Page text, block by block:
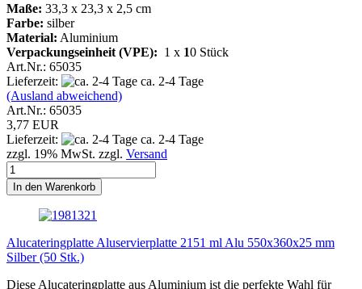
Maße: 33,3 x 23,3 x 2,5 cm
Farbe: silber
Material: Aluminium
Verpackungseinheit (VPE): 1 x 10 Stück
Art.Nr.: 65035
Lieferzeit:
ca. 2-4 Tage
(Ausland abweichend)
Art.Nr.: 65035
3,77 EUR
Lieferzeit:
ca. 2-4 Tage
zzgl. 19% MwSt. zzgl. Versand
In den Warenkorb
Alucateringplatte Aluservierplatte 2151 ml Alu 550x360x25 mm
Silber (50 Stk.)
Diese Alucateringplatte aus Aluminium ist die perfekte Wahl für